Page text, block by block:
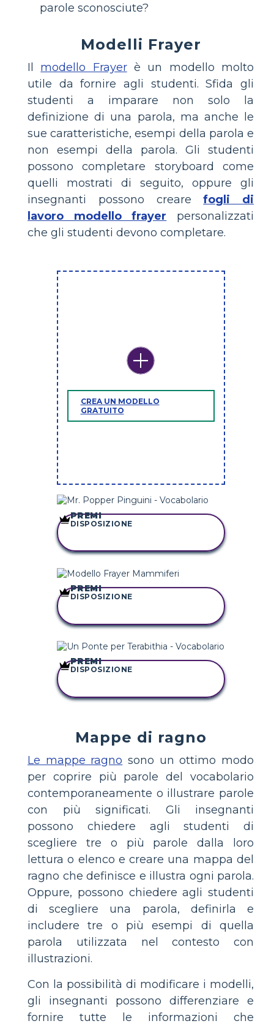
parole sconosciute?
Modelli Frayer
Il modello Frayerè un modello molto
utile da fornire agli studenti. Sfida gli
studenti a imparare non solo la
definizione di una parola, ma anche le
sue caratteristiche, esempi della parola e
non esempi della parola. Gli studenti
possono completare storyboard come
quelli mostrati di seguito, oppure gli
insegnanti possono crearefogli di
lavoro modello frayer personalizzati
che gli studenti devono completare.
CREA UN MODELLO
GRATUITO
COPIA QUESTO
PREMI
DISPOSIZIONE
COPIA QUESTO
PREMI
DISPOSIZIONE
COPIA QUESTO
PREMI
DISPOSIZIONE
Mappe di ragno
Le mappe ragno sono un ottimo modo
per coprire più parole del vocabolario
contemporaneamente o illustrare parole
con più significati. Gli insegnanti
possono chiedere agli studenti di
scegliere tre o più parole dalla loro
lettura o elenco e creare una mappa del
ragno che definisce e illustra ogni parola.
Oppure, possono chiedere agli studenti
di scegliere una parola, definirla e
includere tre o più esempi di quella
parola utilizzata nel contesto con
illustrazioni.
Con la possibilità di modificare i modelli,
gli insegnanti possono differenziare e
fornire tutte le informazioni che